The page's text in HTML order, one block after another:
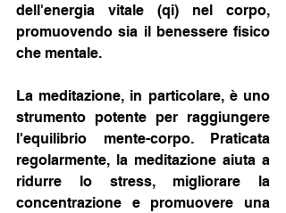
dell'energia vitale (qi) nel corpo,
promuovendo sia il benessere fisico
che mentale.
La meditazione, in particolare, è uno
strumento potente per raggiungere
l'equilibrio mente-corpo. Praticata
regolarmente, la meditazione aiuta a
ridurre lo stress, migliorare la
concentrazione e promuovere una